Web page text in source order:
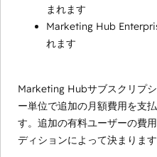
まれます
Marketing Hub
れます
Marketing Hubサブスクリプ
ー単位で追加の月額費用を支
す。追加の有料ユーザーの費
ディションによって決まります